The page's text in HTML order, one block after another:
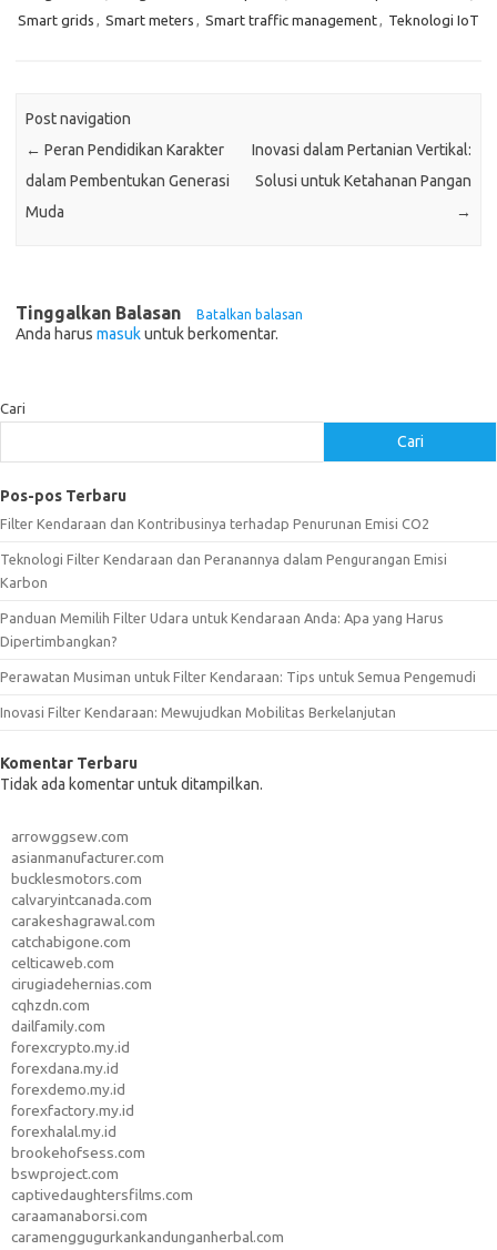
Smart grids , Smart meters , Smart traffic management, Teknologi IoT
Post navigation
← Peran Pendidikan Karakter
dalam Pembentukan Generasi
Muda
Inovasi dalam Pertanian Vertikal:
Solusi untuk Ketahanan Pangan
→
Tinggalkan Balasan Batalkan balasan
Anda harus masukuntuk berkomentar.
Cari
Cari
Pos-pos Terbaru
Filter Kendaraan dan Kontribusinya terhadap Penurunan Emisi CO2
Teknologi Filter Kendaraan dan Peranannya dalam Pengurangan Emisi
Karbon
Panduan Memilih Filter Udara untuk Kendaraan Anda: Apa yang Harus
Dipertimbangkan?
Perawatan Musiman untuk Filter Kendaraan: Tips untuk Semua Pengemudi
Inovasi Filter Kendaraan: Mewujudkan Mobilitas Berkelanjutan
Komentar Terbaru
Tidak ada komentar untuk ditampilkan.
arrowggsew.com
asianmanufacturer.com
bucklesmotors.com
calvaryintcanada.com
carakeshagrawal.com
catchabigone.com
celticaweb.com
cirugiadehernias.com
cqhzdn.com
dailfamily.com
forexcrypto.my.id
forexdana.my.id
forexdemo.my.id
forexfactory.my.id
forexhalal.my.id
brookehofsess.com
bswproject.com
captivedaughtersfilms.com
caraamanaborsi.com
caramenggugurkankandunganherbal.com